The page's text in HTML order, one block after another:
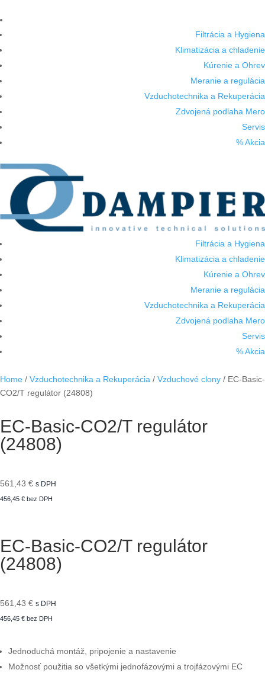
Filtrácia a Hygiena
Klimatizácia a chladenie
Kúrenie a Ohrev
Meranie a regulácia
Vzduchotechnika a Rekuperácia
Zdvojená podlaha Mero
Servis
% Akcia
Filtrácia a Hygiena
Klimatizácia a chladenie
Kúrenie a Ohrev
Meranie a regulácia
Vzduchotechnika a Rekuperácia
Zdvojená podlaha Mero
Servis
% Akcia
Home / Vzduchotechnika a Rekuperácia / Vzduchové clony / EC-Basic-
CO2/T regulátor (24808)
EC-Basic-CO2/T regulátor
(24808)
561,43 € s DPH
456,45 € bez DPH
EC-Basic-CO2/T regulátor
(24808)
561,43 € s DPH
456,45 € bez DPH
Jednoduchá montáž, pripojenie a nastavenie
Možnosť použitia so všetkými jednofázovými a trojfázovými EC